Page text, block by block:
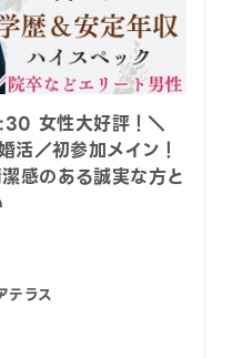
女性大好評！＼
／初参加メイン！
感のある誠実な方と
テラス